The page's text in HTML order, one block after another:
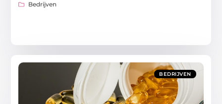
Bedrijven
BEDRIJVEN